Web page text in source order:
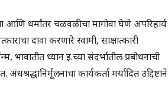
आणि धर्मांतर चळवळीचा मागोवा घेणे अपरिहार्य
दावा करणारे स्वामी, साक्षात्कारी
भावातीत ध्यान इ.च्या संदर्भातील प्रबोधनाची
कार्यकर्ता मर्यादित उद्दिष्टाने